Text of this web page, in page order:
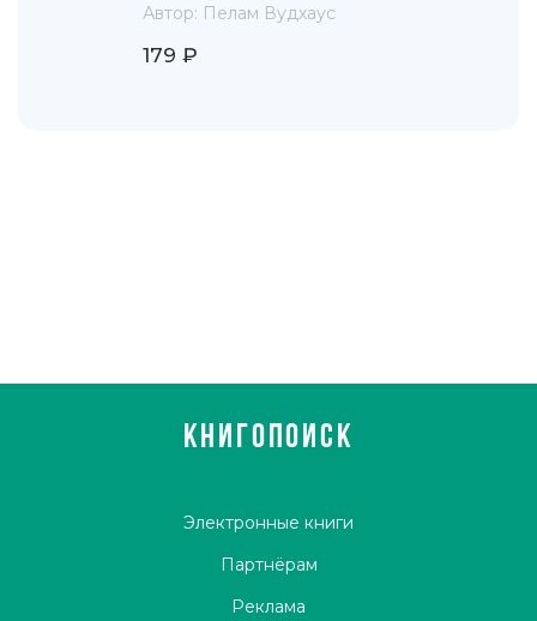
Автор: Пелам Вудхаус
179 ₽
КНИГОПОИСК
Электронные книги
Партнёрам
Реклама